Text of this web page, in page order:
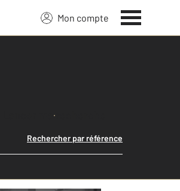
Mon compte
Lancer ma recherche
Rechercher par référence